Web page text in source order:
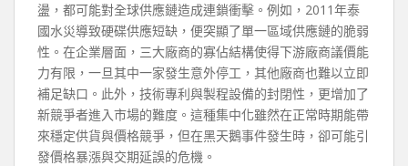
盪，都可能對全球供應鏈造成連鎖衝擊。例如，2011年泰
國水災導致硬碟供應短缺，便突顯了單一區域供應鏈的脆弱
性。在企業層面，三大廠商的寡佔結構使得下游廠商議價能
力有限，一旦其中一家發生意外停工，其他廠商也難以立即
補足缺口。此外，技術專利與製程設備的封閉性，更增加了
新競爭者進入市場的難度。這種集中化雖然在正常時期能帶
來穩定供貨與價格競爭，但在黑天鵝事件發生時，卻可能引
發價格暴漲與交期延誤的危機。